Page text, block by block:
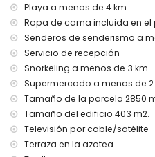
cama extra y cama/cuna
Entretenimiento y
en Denia, Costa Blanca
teatro, bar y paseo
1000 metros de la casa)
cine, discoteca y club
Sitios de interés y cultura en
monumento (Plaza del
Playa a menos de 4 km.
Ropa de cama incluida en el
Senderos de senderismo a
Servicio de recepción
Snorkeling a menos de 3 km.
Supermercado a menos de 2
Tamaño de la parcela 2850
Tamaño del edificio 403 m2.
Televisión por cable/satélite
Terraza en la azotea